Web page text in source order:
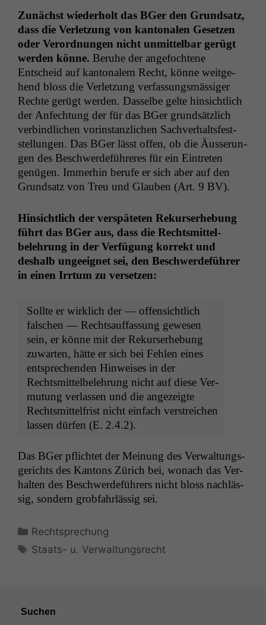
Zunächst wieder­holt das BGer den Grund­satz,
dass die Ver­let­zung von kan­tonalen Geset­zen
oder Verord­nun­gen nicht unmit­tel­bar gerügt
wer­den könne. Beruhe der ange­focht­ene
Entscheid auf kan­tonalem Recht, könne weit­ge­
hend bloss die Ver­let­zung ver­fas­sungsmäs­siger
Rechte gerügt wer­den. Das­selbe gelte hin­sichtlich
der Anfech­tung der für das BGer grund­sät­zlich
verbindlichen vorin­stan­zlichen Sachver­halts­fest­
stel­lun­gen. Das BGer lässt offen, ob die Äusserun­
gen des Beschw­erde­führeres für ein Ein­treten
genü­gen. Immer­hin berufe er sich aber auf den
Grund­satz von Treu und Glauben (Art. 9 BV).
Hin­sichtlich der ver­späteten Rekurs­er­he­bung
führt das BGer aus, dass die Rechtsmit­tel­
belehrung in der Ver­fü­gung kor­rekt und
deshalb ungeeignet sei, den Beschw­erde­führer
in einen Irrtum zu versetzen:
Sollte er wirk­lich der — offen­sichtlich
falschen — Recht­sauf­fas­sung gewe­sen
sein, er könne mit der Rekurs­er­he­bung
zuwarten, hätte er sich bei Fehlen eines
entsprechen­den Hin­weis­es in der
Rechtsmit­tel­belehrung nicht auf diese Ver­
mu­tung ver­lassen und die angezeigte
Rechtsmit­tel­frist nicht ein­fach ver­stre­ichen
lassen dür­fen (E. 2.4.2).
Das BGer pflichtet der Mei­n­ung des Ver­wal­tungs­
gerichts des Kan­tons Zürich bei, wonach das Ver­
hal­ten des Beschw­erde­führers nicht bloss nach­läs­
sig, son­dern grob­fahrläs­sig sei.
Kategorien
Rechtsprechung
Schlagwörter
Staats- u. Verwaltungsrecht
Suchen